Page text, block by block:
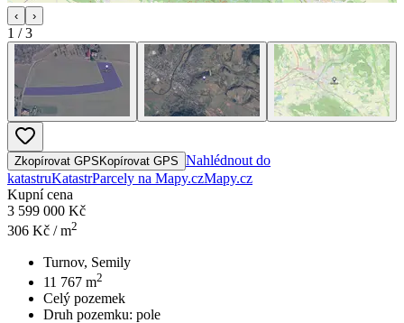
‹ ›
1 /3
Zkopírovat GPS Kopírovat GPS Nahlédnout do
katastruKatastrParcely na Mapy.czMapy.cz
Kupní cena
3 599 000 Kč
306 Kč / m2
Turnov, Semily
11 767 m2
Celý pozemek
Druh pozemku: pole